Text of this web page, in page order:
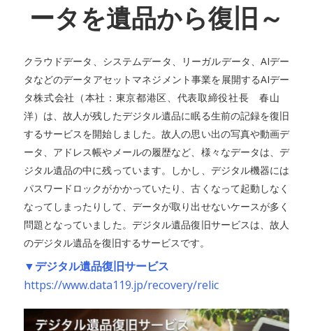
ータを遺品から復旧～
クラウドデータ、システムデータ、リーガルデータ、AIデー
タなどのデータアセットマネジメント事業を展開するAIデー
タ株式会社（本社：東京都港区、代表取締役社長 春山
洋）は、故人が残したデジタル遺品に眠る生前の記録を復旧
するサービスを開始しました。故人の思い出の写真や動画デ
ータ、アドレス帳やメールの履歴など、様々なデータは、デ
ジタル遺品の中に残っています。しかし、デジタル機器には
パスワードロックがかかっていたり、古くなって起動しなく
なってしまったりして、データが取り出せないケースが多く
問題となっていました。デジタル遺品復旧サービスは、故人
のデジタル遺品を復旧するサービスです。
▼デジタル遺品復旧サービス
https://www.data119.jp/recovery/relic